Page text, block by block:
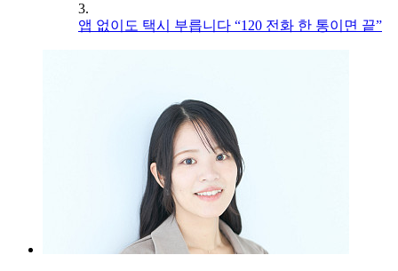
3.
앱 없이도 택시 부릅니다 “120 전화 한 통이면 끝”